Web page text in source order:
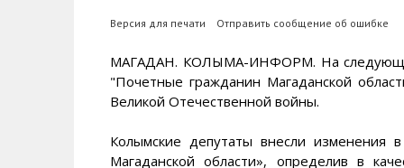
Версия для печати Отправить сообщение об ошибке
МАГАДАН. КОЛЫМА-ИНФОРМ. На следующем
"Почетные гражданин Магаданской
Великой Отечественной войны.
Колымские депутаты внесли изменения
Магаданской области», определив в